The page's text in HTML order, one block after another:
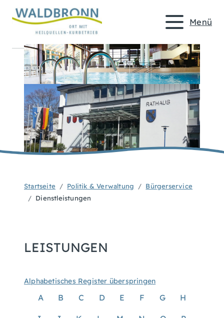
Menü
Startseite Politik & Verwaltung
Bürgerservice
Dienstleistungen
LEISTUNGEN
Alphabetisches Register überspringen
A B C D E F G H